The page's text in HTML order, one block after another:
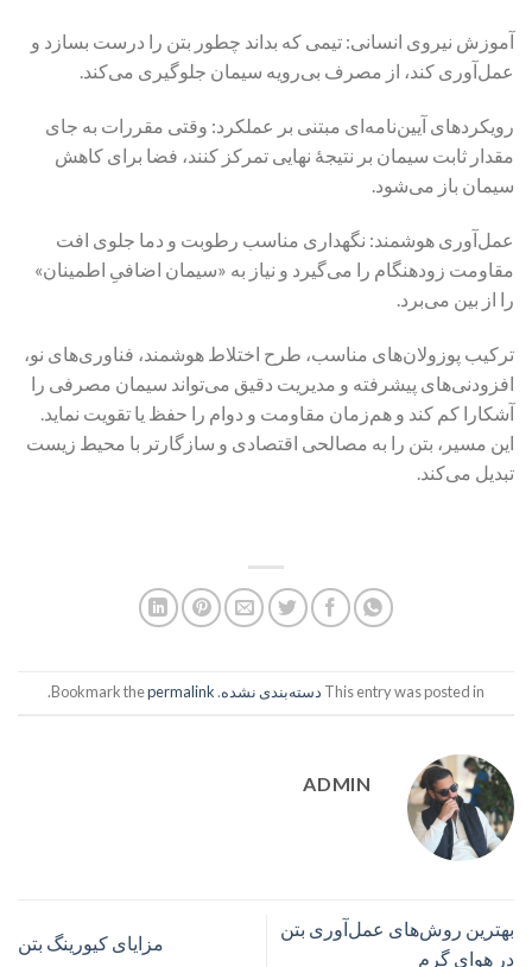
آموزش نیروی انسانی: تیمی که بداند چطور بتن را درست بسازد و
عمل‌آوری کند، از مصرف بی‌رویه سیمان جلوگیری می‌کند.
رویکردهای آیین‌نامه‌ای مبتنی بر عملکرد: وقتی مقررات به جای
مقدار ثابت سیمان بر نتیجهٔ نهایی تمرکز کنند، فضا برای کاهش
سیمان باز می‌شود.
عمل‌آوری هوشمند: نگهداری مناسب رطوبت و دما جلوی افت
مقاومت زودهنگام را می‌گیرد و نیاز به «سیمان اضافیِ اطمینان»
را از بین می‌برد.
ترکیب پوزولان‌های مناسب، طرح اختلاط هوشمند، فناوری‌های نو،
افزودنی‌های پیشرفته و مدیریت دقیق می‌تواند سیمان مصرفی را
آشکارا کم کند و هم‌زمان مقاومت و دوام را حفظ یا تقویت نماید.
این مسیر، بتن را به مصالحی اقتصادی و سازگارتر با محیط زیست
تبدیل می‌کند.
This entry was posted in دسته‌بندی نشده. Bookmark the
permalink
.
ADMIN
بهترین روش‌های عمل‌آوری بتن
در هوای گرم
مزایای کیورینگ بتن